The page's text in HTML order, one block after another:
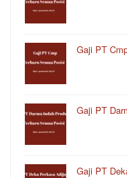
Gaji PT
Gaji PT
Gaji PT